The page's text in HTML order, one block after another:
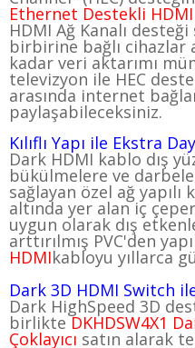
Ethernet Destekli
HDMI Ağ Kanalı desteği
birbirine bağlı cihazlar
kadar veri aktarımı
televizyon ile HEC
arasında internet
paylaşabileceksiniz.
Kılıflı Yapı ile Ekstra
Dark HDMI kablo dış
bükülmelere ve
sağlayan özel ağ yapılı
altında yer alan iç
uygun olarak dış
arttırılmış PVC'den
HDMIkabloyu yıllarca
Dark 3D HDMI Switch
Dark HighSpeed 3D
birlikteDKHDSW4X1
Çoklayıcı satın alarak